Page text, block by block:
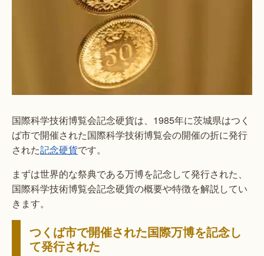
国際科学技術博覧会記念硬貨は、1985年に茨城県はつく
ば市で開催された国際科学技術博覧会の開催の折に発行
された記念硬貨です。
まずは世界的な祭典である万博を記念して発行された、
国際科学技術博覧会記念硬貨の概要や特徴を解説してい
きます。
つくば市で開催された国際万博を記念し
て発行された